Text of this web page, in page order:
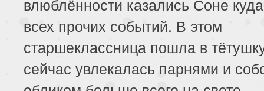
всех прочих событий. В этом
старшеклассница пошла в
сейчас увлекалась парнями и